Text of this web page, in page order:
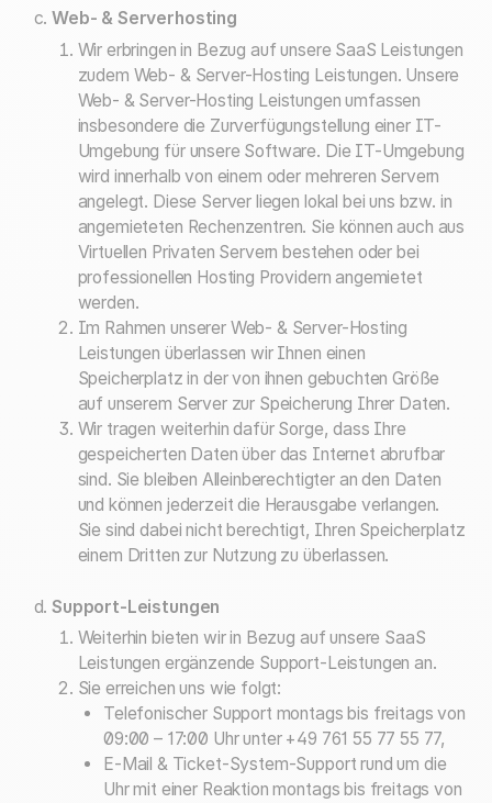
Web- & Serverhosting
Wir erbringen in Bezug auf unsere SaaS Leistungen
zudem Web- & Server-Hosting Leistungen. Unsere
Web- & Server-Hosting Leistungen umfassen
insbesondere die Zurverfügungstellung einer IT-
Umgebung für unsere Software. Die IT-Umgebung
wird innerhalb von einem oder mehreren Servern
angelegt. Diese Server liegen lokal bei uns bzw. in
angemieteten Rechenzentren. Sie können auch aus
Virtuellen Privaten Servern bestehen oder bei
professionellen Hosting Providern angemietet
werden.
Im Rahmen unserer Web- & Server-Hosting
Leistungen überlassen wir Ihnen einen
Speicherplatz in der von ihnen gebuchten Größe
auf unserem Server zur Speicherung Ihrer Daten.
Wir tragen weiterhin dafür Sorge, dass Ihre
gespeicherten Daten über das Internet abrufbar
sind. Sie bleiben Alleinberechtigter an den Daten
und können jederzeit die Herausgabe verlangen.
Sie sind dabei nicht berechtigt, Ihren Speicherplatz
einem Dritten zur Nutzung zu überlassen.
Support-Leistungen
Weiterhin bieten wir in Bezug auf unsere SaaS
Leistungen ergänzende Support-Leistungen an.
Sie erreichen uns wie folgt:
Telefonischer Support montags bis freitags von
09:00 – 17:00 Uhr unter +49 761 55 77 55 77,
E-Mail & Ticket-System-Support rund um die
Uhr mit einer Reaktion montags bis freitags von